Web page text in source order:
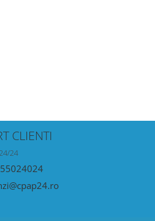
CLIENTI
24